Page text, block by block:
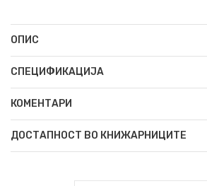
ОПИС
СПЕЦИФИКАЦИЈА
КОМЕНТАРИ
ДОСТАПНОСТ ВО КНИЖАРНИЦИТЕ